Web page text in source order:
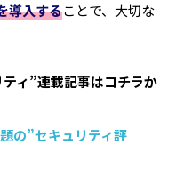
導入することで、大切な
ィ”連載記事はコチラか
の”セキュリティ評